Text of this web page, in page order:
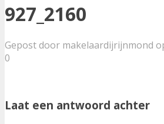
927_2160
Gepost door makelaardijrijnmond
0
Laat een antwoord achter